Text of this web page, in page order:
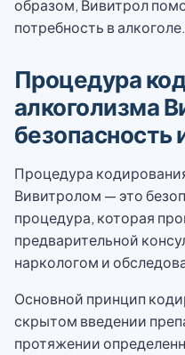
образом, Вивитрол
потребность в алкоголе.
Процедура
алкоголизма
безопасность
Процедура
Вивитролом — это
процедура, которая
предварительной
наркологом и
Основной принцип
скрытом введении
протяжении